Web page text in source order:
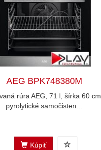
AEG BPK748380M
rúra AEG, 71 l, šírka 60 cm,
pyrolytické samočisten...
Kúpiť